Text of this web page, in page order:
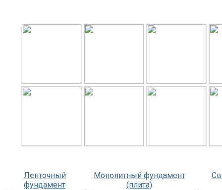
Ленточный
фундамент
Монолитный фундамент
(плита)